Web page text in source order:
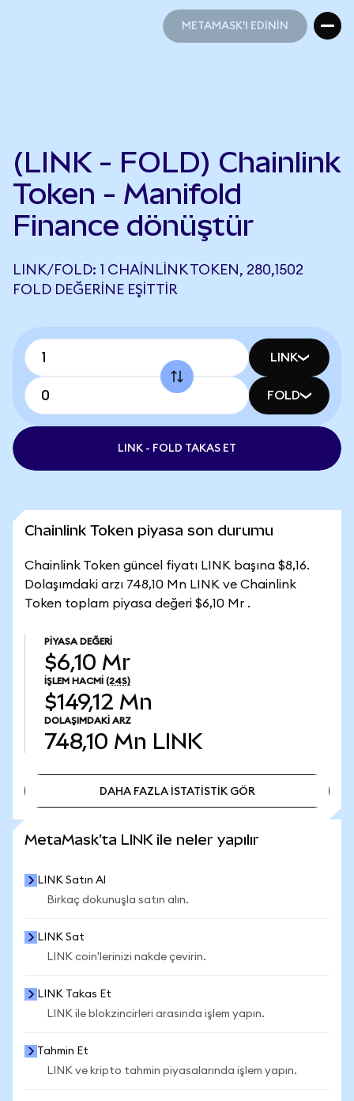
METAMASK'I EDİNİN
(LINK - FOLD) Chainlink
Token - Manifold
Finance dönüştür
LINK/FOLD: 1 CHAINLINK TOKEN, 280,1502
FOLD DEĞERINE EŞITTIR
LINK
FOLD
LINK - FOLD TAKAS ET
Chainlink Token piyasa son durumu
Chainlink Token güncel fiyatı LINK başına $8,16.
Dolaşımdaki arzı 748,10 Mn LINK ve Chainlink
Token toplam piyasa değeri $6,10 Mr .
PIYASA DEĞERI
$6,10 Mr
İŞLEM HACMI (24S)
$149,12 Mn
DOLAŞIMDAKI ARZ
748,10 Mn LINK
DAHA FAZLA İSTATİSTİK GÖR
MetaMask'ta LINK ile neler yapılır
LINK Satın Al
Birkaç dokunuşla satın alın.
LINK Sat
LINK coin'lerinizi nakde çevirin.
LINK Takas Et
LINK ile blokzincirleri arasında işlem yapın.
Tahmin Et
LINK ve kripto tahmin piyasalarında işlem yapın.